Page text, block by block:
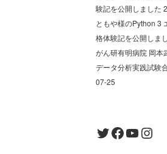
験記を公開しました
ともや様のPython 3
格体験記を公開しま
がん研有明病院 岡本
データ分析実践試験
07-25
Twitter
Facebook